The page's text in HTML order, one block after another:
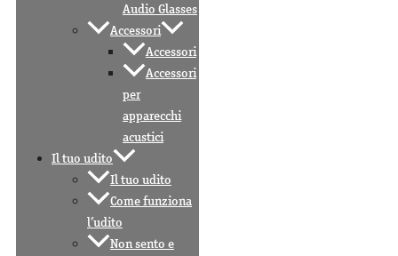
Audio Glasses
Accessori
Accessori
Accessori
per
apparecchi
acustici
Il tuo udito
Il tuo udito
Come funziona
l’udito
Non sento e